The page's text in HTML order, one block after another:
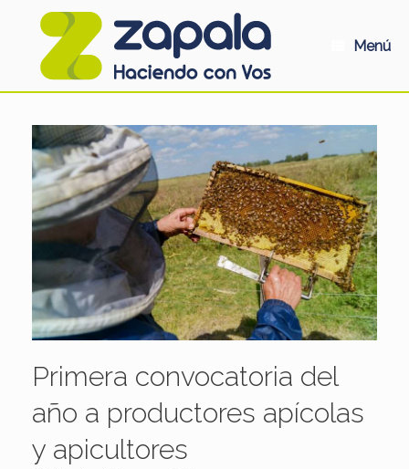
Menú
Primera convocatoria del
año a productores apícolas
y apicultores